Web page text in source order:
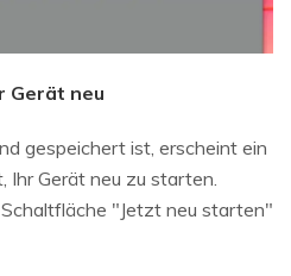
Gerät neu
gespeichert ist, erscheint ein
Ihr Gerät neu zu starten.
"Jetzt neu starten"